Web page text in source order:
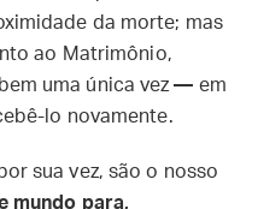
da morte; mas
ao Matrimônio,
uma única vez— em
lo novamente.
sua vez, são o nosso
mundo para,